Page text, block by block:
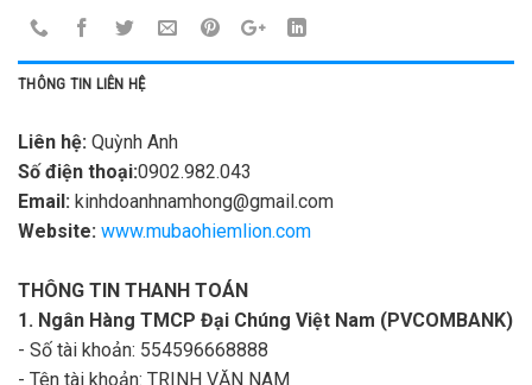
THÔNG TIN LIÊN HỆ
Liên hệ: Quỳnh Anh
Số điện thoại:0902.982.043
Email: kinhdoanhnamhong@gmail.com
Website: www.mubaohiemlion.com
THÔNG TIN THANH TOÁN
1. Ngân Hàng TMCP Đại Chúng Việt Nam (PVCOMBANK)
- Số tài khoản: 554596668888
- Tên tài khoản: TRINH VĂN NAM